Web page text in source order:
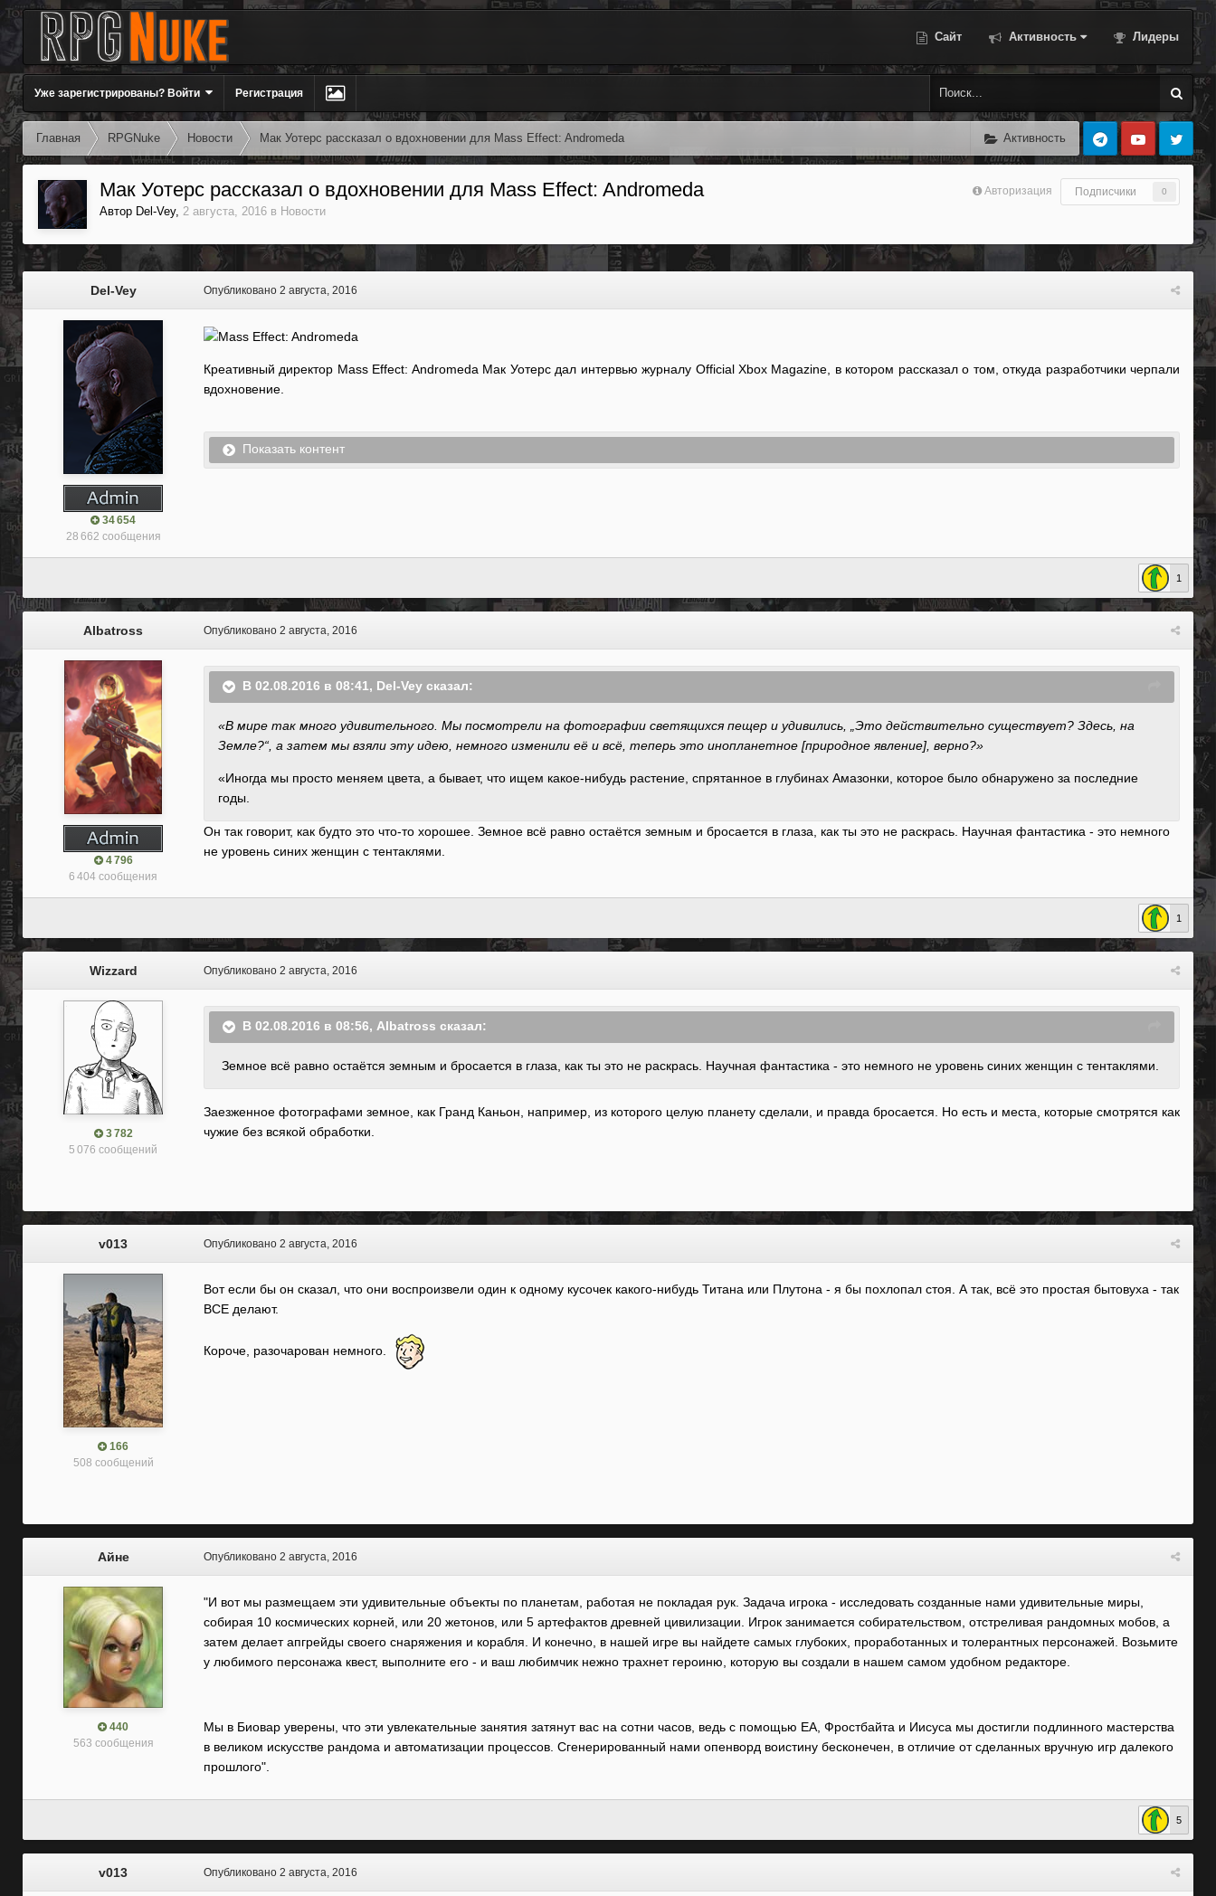
Сайт Активность Лидеры
Уже зарегистрированы? Войти Регистрация
Активность
Главная RPGNuke Новости Мак Уотерс рассказал о вдохновении для Mass Effect: Andromeda
Авторизация Подписчики 0
Мак Уотерс рассказал о вдохновении для Mass Effect: Andromeda
Автор Del-Vey, 2 августа, 2016 в Новости
Del-Vey
34 654
28 662 сообщения
Опубликовано 2 августа, 2016
Креативный директор Mass Effect: Andromeda Мак Уотерс дал интервью журналу Official Xbox Magazine, в котором рассказал о том, откуда разработчики черпали
вдохновение.
Показать контент
1
Albatross
4 796
6 404 сообщения
Опубликовано 2 августа, 2016
В 02.08.2016 в 08:41, Del-Vey сказал:
«В мире так много удивительного. Мы посмотрели на фотографии светящихся пещер и удивились, „Это действительно существует? Здесь, на
Земле?“, а затем мы взяли эту идею, немного изменили её и всё, теперь это инопланетное [природное явление], верно?»
«Иногда мы просто меняем цвета, а бывает, что ищем какое-нибудь растение, спрятанное в глубинах Амазонки, которое было обнаружено за последние
годы.
Он так говорит, как будто это что-то хорошее. Земное всё равно остаётся земным и бросается в глаза, как ты это не раскрась. Научная фантастика - это немного
не уровень синих женщин с тентаклями.
1
Wizzard
3 782
5 076 сообщений
Опубликовано 2 августа, 2016
В 02.08.2016 в 08:56, Albatross сказал:
Земное всё равно остаётся земным и бросается в глаза, как ты это не раскрась. Научная фантастика - это немного не уровень синих женщин с тентаклями.
Заезженное фотографами земное, как Гранд Каньон, например, из которого целую планету сделали, и правда бросается. Но есть и места, которые смотрятся как
чужие без всякой обработки.
v013
166
508 сообщений
Опубликовано 2 августа, 2016
Вот если бы он сказал, что они воспроизвели один к одному кусочек какого-нибудь Титана или Плутона - я бы похлопал стоя. А так, всё это простая бытовуха - так
ВСЕ делают.
Короче, разочарован немного.
Айне
440
563 сообщения
Опубликовано 2 августа, 2016
"И вот мы размещаем эти удивительные объекты по планетам, работая не покладая рук. Задача игрока - исследовать созданные нами удивительные миры,
собирая 10 космических корней, или 20 жетонов, или 5 артефактов древней цивилизации. Игрок занимается собирательством, отстреливая рандомных мобов, а
затем делает апгрейды своего снаряжения и корабля. И конечно, в нашей игре вы найдете самых глубоких, проработанных и толерантных персонажей. Возьмите
у любимого персонажа квест, выполните его - и ваш любимчик нежно трахнет героиню, которую вы создали в нашем самом удобном редакторе.
Мы в Биовар уверены, что эти увлекательные занятия затянут вас на сотни часов, ведь с помощью ЕА, Фростбайта и Иисуса мы достигли подлинного мастерства
в великом искусстве рандома и автоматизации процессов. Сгенерированный нами опенворд воистину бесконечен, в отличие от сделанных вручную игр далекого
прошлого".
5
v013 Опубликовано 2 августа, 2016